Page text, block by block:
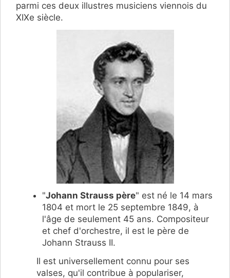
parmi ces deux illustres musiciens viennois du
XIXe siècle.
"Johann Strauss père" est né le 14 mars
1804 et mort le 25 septembre 1849, à
l'âge de seulement 45 ans. Compositeur
et chef d'orchestre, il est le père de
Johann Strauss II.
Il est universellement connu pour ses
valses, qu'il contribue à populariser,